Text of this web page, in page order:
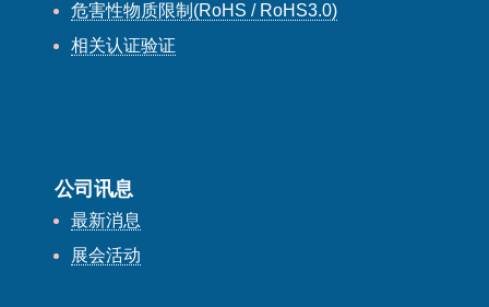
危害性物质限制(RoHS / RoHS3.0)
相关认证验证
公司讯息
最新消息
展会活动